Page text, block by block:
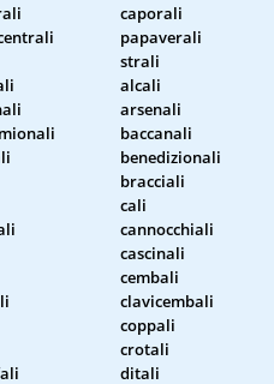
caporali
papaverali
strali
alcali
arsenali
baccanali
benedizionali
bracciali
cali
cannocchiali
cascinali
cembali
clavicembali
coppali
crotali
ditali